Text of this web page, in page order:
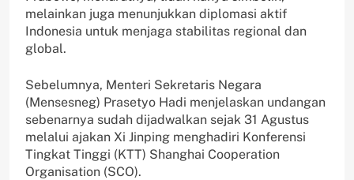
melainkan juga menunjukkan diplomasi aktif
Indonesia untuk menjaga stabilitas regional dan
global.
Sebelumnya, Menteri Sekretaris Negara
(Mensesneg) Prasetyo Hadi menjelaskan undangan
sebenarnya sudah dijadwalkan sejak 31 Agustus
melalui ajakan Xi Jinping menghadiri Konferensi
Tingkat Tinggi (KTT) Shanghai Cooperation
Organisation (SCO).